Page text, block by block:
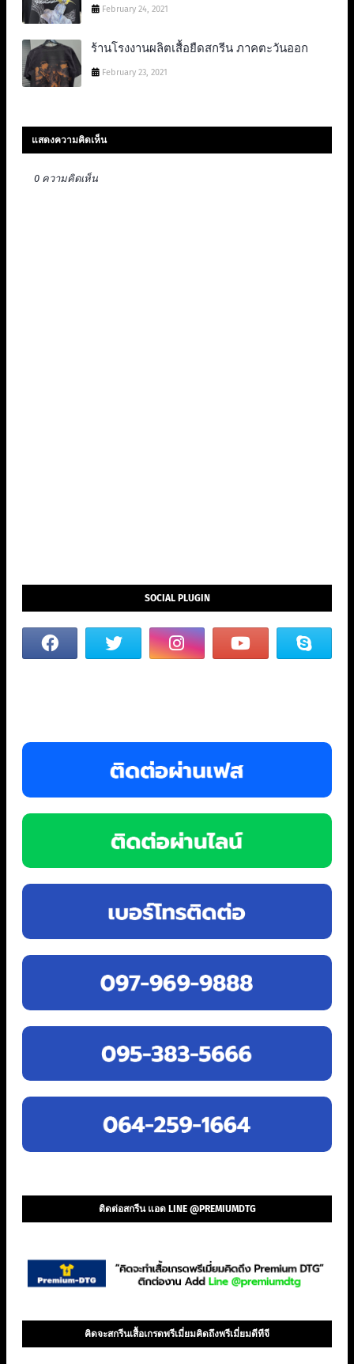
February 24, 2021
ร้านโรงงานผลิตเสื้อยืดสกรีน ภาคตะวันออก
February 23, 2021
แสดงความคิดเห็น
0 ความคิดเห็น
SOCIAL PLUGIN
ติดต่อสกรีน แอด LINE @PREMIUMDTG
คิดจะสกรีนเสื้อเกรดพรีเมี่ยมคิดถึงพรีเมี่ยมดีทีจี